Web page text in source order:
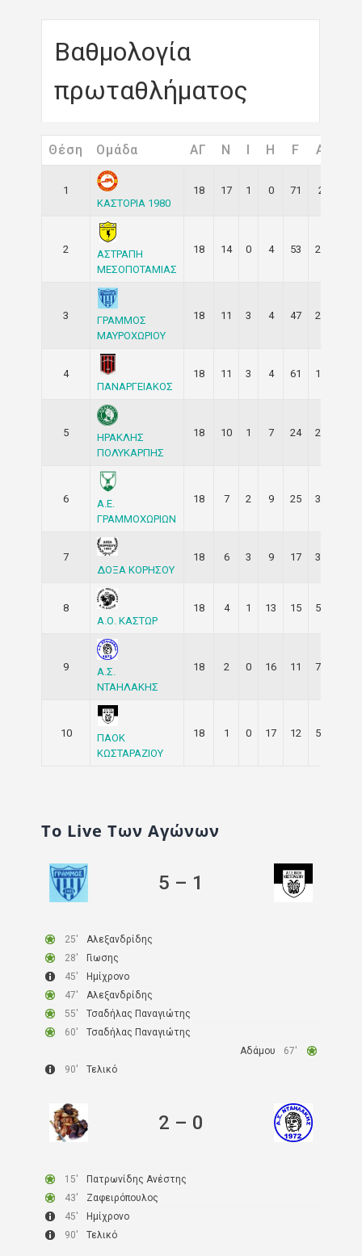
Βαθμολογία
πρωταθλήματος
Θέση Ομάδα ΑΓ Ν I H F A
1
ΚΑΣΤΟΡΙΑ 1980
18 17 1 0 71 2
2
ΑΣΤΡΑΠΗ
ΜΕΣΟΠΟΤΑΜΙΑΣ
18 14 0 4 53 20
3
ΓΡΑΜΜΟΣ
ΜΑΥΡΟΧΩΡΙΟΥ
18 11 3 4 47 28
4
ΠΑΝΑΡΓΕΙΑΚΟΣ
18 11 3 4 61 16
5
ΗΡΑΚΛΗΣ
ΠΟΛΥΚΑΡΠΗΣ
18 10 1 7 24 22
6
Α.Ε.
ΓΡΑΜΜΟΧΩΡΙΩΝ
18 7 2 9 25 39
7
ΔΟΞΑ ΚΟΡΗΣΟΥ
18 6 3 9 17 30
8
Α.Ο. ΚΑΣΤΩΡ
18 4 1 13 15 50
9
Α.Σ.
ΝΤΑΗΛΑΚΗΣ
18 2 0 16 11 72
10
ΠΑΟΚ
ΚΩΣΤΑΡΑΖΙΟΥ
18 1 0 17 12 57
Το Live Των Αγώνων
5 – 1
25′
Αλεξανδρίδης
28′
Γιωσης
45′
Ημίχρονο
47′
Αλεξανδρίδης
55′
Τσαδήλας Παναγιώτης
60′
Τσαδήλας Παναγιώτης
67′
Αδάμου
90′
Τελικό
2 – 0
15′
Πατρωνίδης Ανέστης
43′
Ζαφειρόπουλος
45′
Ημίχρονο
90′
Τελικό